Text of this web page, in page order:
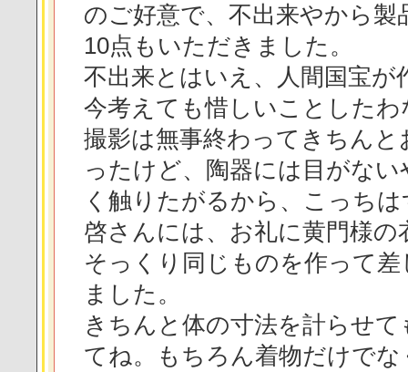
のご好意で、不出来やから
10点もいただきました。
不出来とはいえ、人間国宝が
今考えても惜しいことしたわ
撮影は無事終わってきちん
ったけど、陶器には目がな
く触りたがるから、こっち
啓さんには、お礼に黄門様の
そっくり同じものを作って差
ました。
きちんと体の寸法を計らせて
てね。もちろん着物だけでな